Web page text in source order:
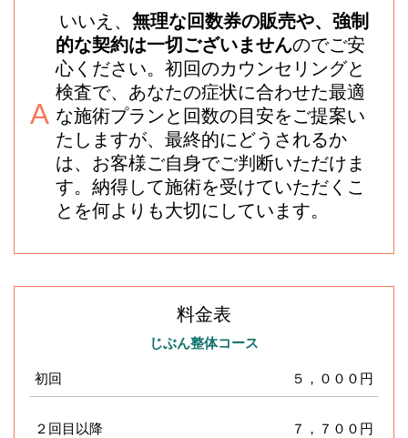
いいえ、 無理な回数券の販売や、強制
的な契約は一切ございませんのでご安
心ください。初回のカウンセリングと
検査で、あなたの症状に合わせた最適
な施術プランと回数の目安をご提案い
たしますが、最終的にどうされるか
は、お客様ご自身でご判断いただけま
す。納得して施術を受けていただくこ
とを何よりも大切にしています。
料金表
じぶん整体コース
初回 ５，０００円
２回目以降 ７，７００円